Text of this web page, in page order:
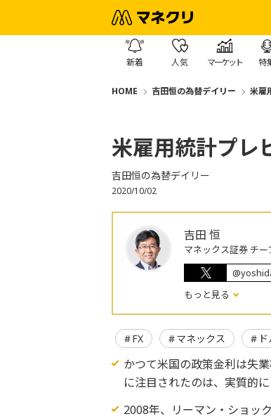
新着 人気 マーケット 特
HOME 吉田恒の為替デイリー 米雇
米雇用統計プレ
吉田恒の為替デイリー
2020/10/02
吉田 恒
マネックス証券 チ
もっと見る
FX マネックス
かつて米国の政策金利は失
に注目されたのは、実質的
2008年、リーマン・ショッ